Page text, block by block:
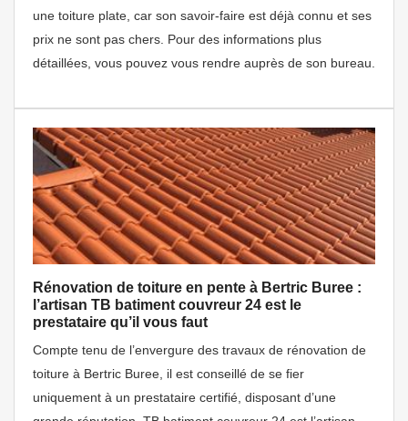
une toiture plate, car son savoir-faire est déjà connu et ses
prix ne sont pas chers. Pour des informations plus
détaillées, vous pouvez vous rendre auprès de son bureau.
Rénovation de toiture en pente à Bertric Buree :
l’artisan TB batiment couvreur 24 est le
prestataire qu’il vous faut
Compte tenu de l’envergure des travaux de rénovation de
toiture à Bertric Buree, il est conseillé de se fier
uniquement à un prestataire certifié, disposant d’une